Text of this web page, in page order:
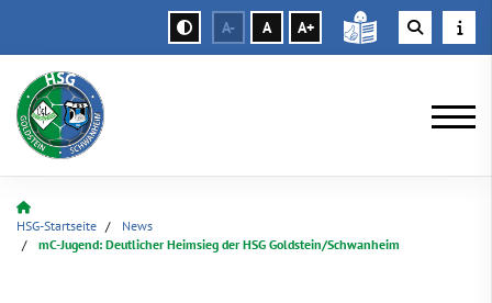
A- A A+
HSG-Startseite
News
mC-Jugend: Deutlicher Heimsieg der HSG Goldstein/Schwanheim